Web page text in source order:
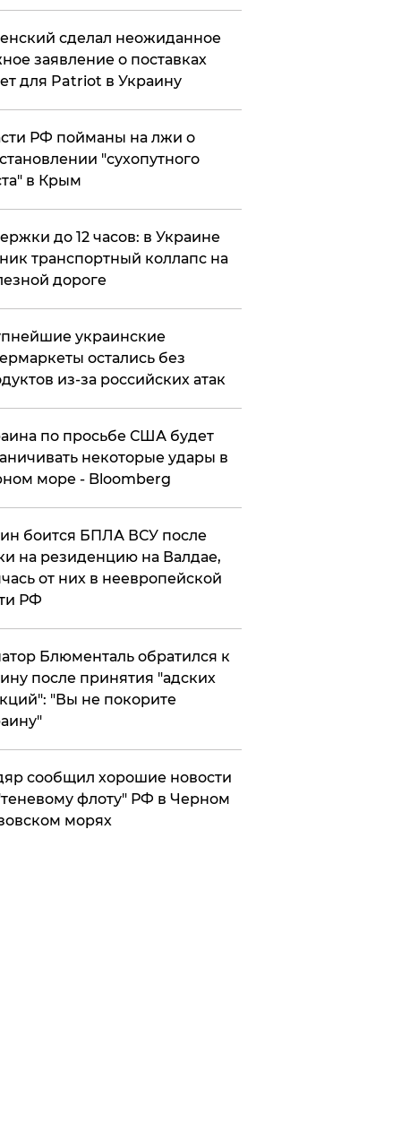
сделал неожиданное
заявление о поставках
для Patriot в Украину
РФ пойманы на лжи о
"сухопутного
в Крым
до 12 часов: в Украине
транспортный коллапс на
дороге
украинские
остались без
из-за российских атак
по просьбе США будет
некоторые удары в
море - Bloomberg
боится БПЛА ВСУ после
на резиденцию на Валдае,
от них в неевропейской
РФ
Блюменталь обратился к
после принятия "адских
"Вы не покорите
сообщил хорошие новости
флоту" РФ в Черном
морях